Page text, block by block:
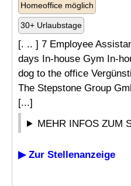
Homeoffice möglich
30+ Urlaubstage
[. .. ] 7 Employee
days In-house Gym In-
dog to the office
The Stepstone Group
[...]
MEHR INFOS ZUM
▶ Zur Stellenanzeige